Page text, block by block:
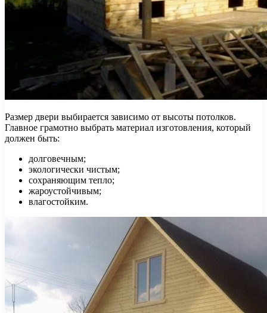
Размер двери выбирается зависимо от высоты потолков.
Главное грамотно выбрать материал изготовления, который
должен быть:
долговечным;
экологически чистым;
сохраняющим тепло;
жароустойчивым;
влагостойким.